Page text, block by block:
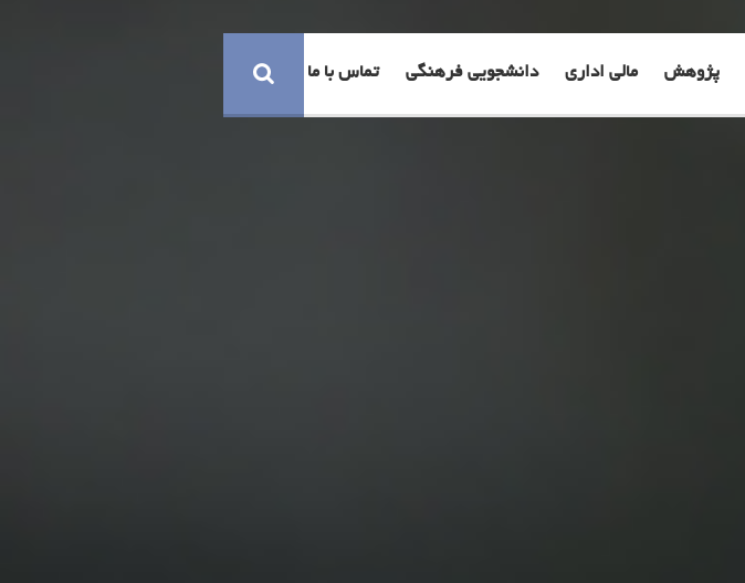
پژوهش مالی اداری دانشجویی فرهنگی تماس با ما